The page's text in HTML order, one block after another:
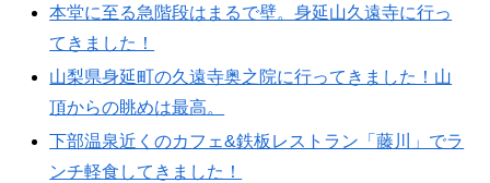
本堂に至る急階段はまるで壁。身延山久遠寺に行っ
てきました！
山梨県身延町の久遠寺奥之院に行ってきました！山
頂からの眺めは最高。
下部温泉近くのカフェ&鉄板レストラン「藤川」でラ
ンチ軽食してきました！